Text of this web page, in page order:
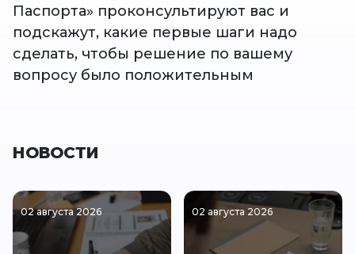
Паспорта» проконсультируют вас и
подскажут, какие первые шаги надо
сделать, чтобы решение по вашему
вопросу было положительным
НОВОСТИ
02 августа 2026 02 августа 2026